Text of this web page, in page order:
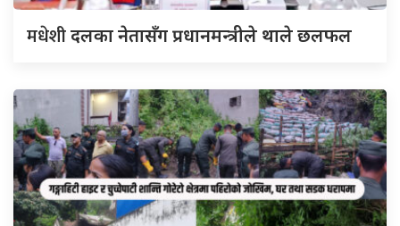
मधेशीदलका नेतासँग प्रधानमन्त्रीले थाले छलफल